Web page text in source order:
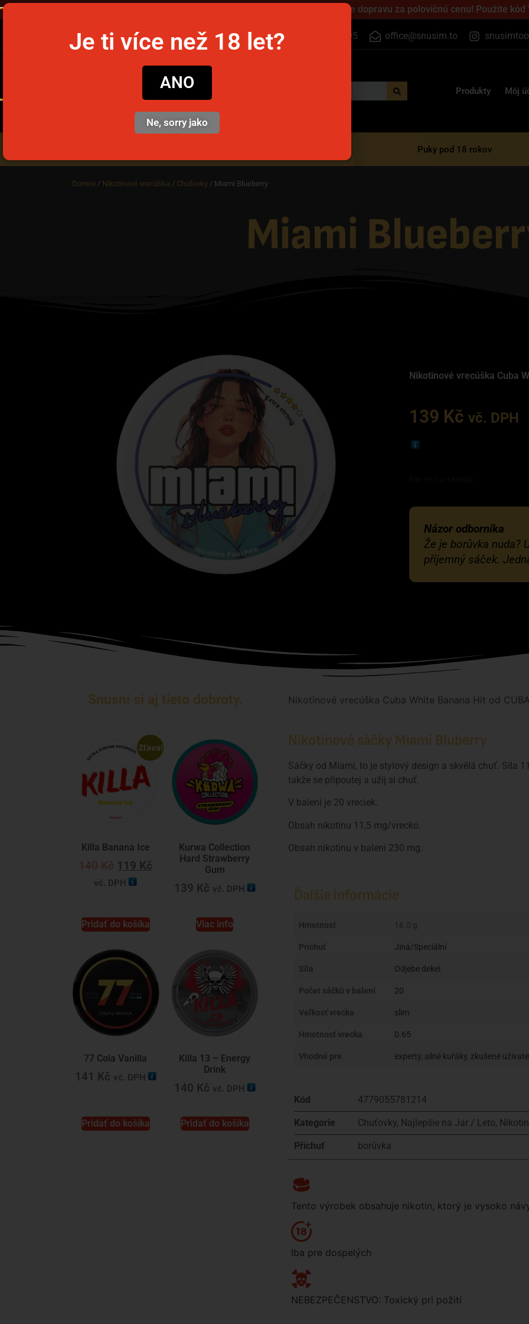
Objednajte cez víkend a získajte dopravu za polovičnú cenu! Použite kód
+420 733 525 395 office@snusim.to snusimtoo
snusim Produkty Môj
Puky pod 18 rokov
Domov / Nikotinové vrecúška / Chuťovky / Miami Blueberry
Miami
Nikotinové vrecúška Cuba
139 Kč vč. DPH
Názor odborníka
Že je borůvka nuda?
příjemný sáček.
Snusni si aj tieto dobroty.
Zľava!
Killa Banana Ice
119 Kč
vč. DPH
Pridať do košíka
Kurwa Collection
Hard Strawberry
Gum
139 Kč vč. DPH
Viac info
77 Cola Vanilla
141 Kč vč. DPH
Pridať do košíka
Killa 13 – Energy
Drink
140 Kč vč. DPH
Pridať do košíka
Nikotinové vrecúška Cuba White Banana Hit od
Nikotinové sáčky Miami Bluberry
Sáčky od Miami, to je stylový design a skvělá chuť. Síla
takže se připoutej a užij si chuť.
V balení je 20 vreciek.
Obsah nikotinu 11,5 mg/vrecko.
Obsah nikotinu v balení 230 mg.
Ďalšie informácie
Hmotnosť 16.0 g
Príchuť Jiná/Speciální
Sila Odjebe dekel
Počet sáčků v balení 20
Veľkosť vrecka slim
Hmotnosť vrecka 0.65
Vhodné pre experty, silné kuřáky, zkušené
Kód 4779055781214
Kategorie Chuťovky, Najlepšie na Jar / Leto,
Příchuť borůvka
Tento výrobek obsahuje nikotin, ktorý je vysoko
Iba pre dospelých
NEBEZPEČENSTVO: Toxický pri požití
Je ti více než 18 let?
ANO
Ne, sorry jako